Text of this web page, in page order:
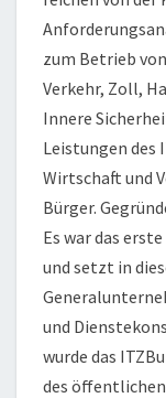
zum Betrieb
Verkehr, Zoll,
Innere
Leistungen des
Wirtschaft und
Bürger.
Es war das
und setzt in
und
wurde das
des